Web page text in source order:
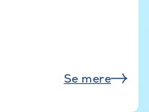
Se mere